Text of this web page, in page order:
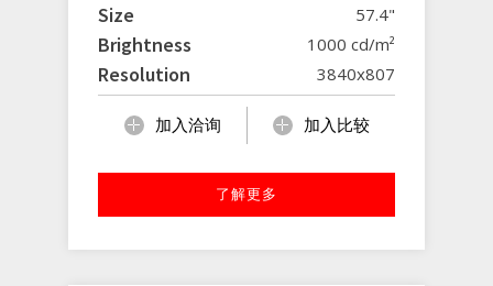
Size 57.4"
Brightness 1000 cd/m²
Resolution 3840x807
加入洽询 加入比较
了解更多